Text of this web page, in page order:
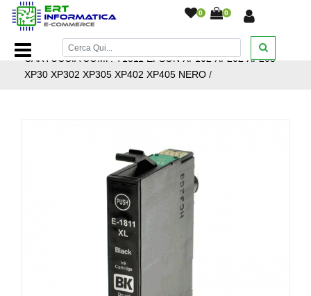
0 0
Home Page/Cartucce inkjet/Cartucce inkjet epson
CARTUCCIA COMP. T1811 EPSON XP102 XP202 XP205
XP30 XP302 XP305 XP402 XP405 NERO /